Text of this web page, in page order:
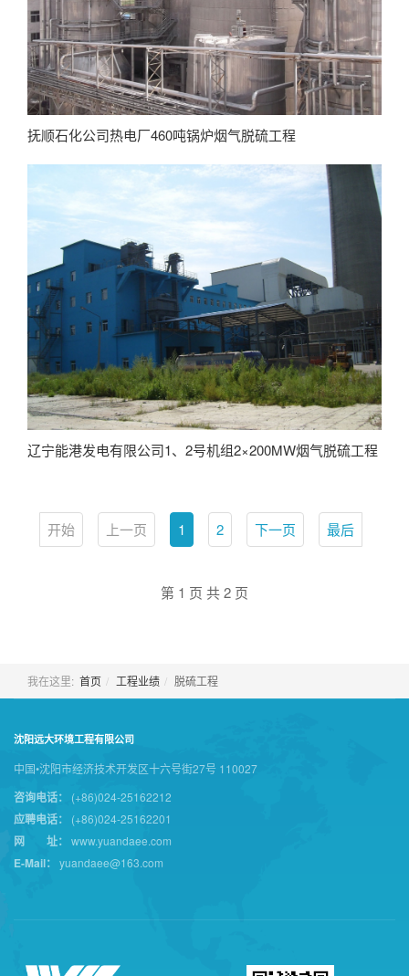
抚顺石化公司热电厂460吨锅炉烟气脱硫工程
辽宁能港发电有限公司1、2号机组2×200MW烟气脱硫工程
开始 上一页 1 2 下一页 最后
第 1 页 共 2 页
我在这里: 首页 工程业绩 脱硫工程
沈阳远大环境工程有限公司
中国•沈阳市经济技术开发区十六号街27号 110027
咨询电话： (+86)024-25162212
应聘电话： (+86)024-25162201
网 址： www.yuandaee.com
E-Mail： yuandaee@163.com